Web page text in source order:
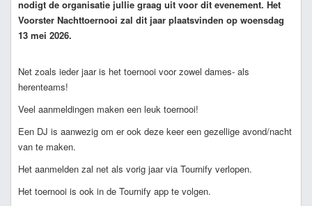
nodigt de organisatie jullie graag uit voor dit evenement. Het
Voorster Nachttoernooi zal dit jaar plaatsvinden op woensdag
13 mei 2026.
Net zoals ieder jaar is het toernooi voor zowel dames- als
herenteams!
Veel aanmeldingen maken een leuk toernooi!
Een DJ is aanwezig om er ook deze keer een gezellige avond/nacht
van te maken.
Het aanmelden zal net als vorig jaar via Tournify verlopen.
Het toernooi is ook in de Tournify app te volgen.